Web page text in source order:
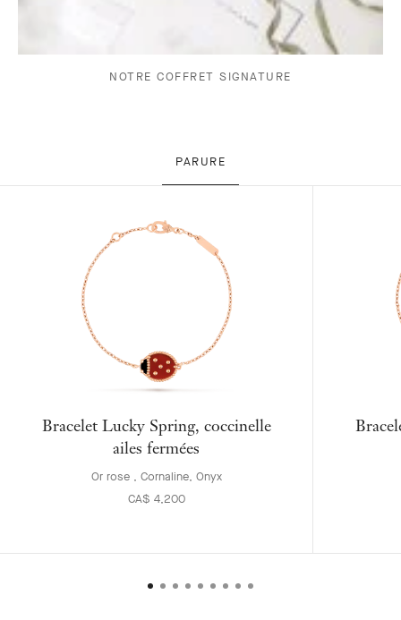
NOTRE COFFRET SIGNATURE
PARURE
Bracelet Lucky Spring, coccinelle
ailes fermées
Or rose , Cornaline, Onyx
CA$ 4,200